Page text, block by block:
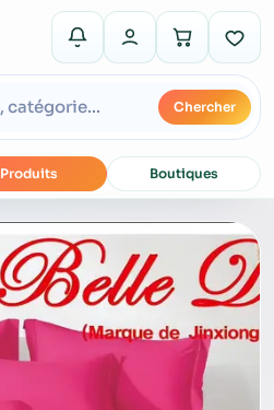
Chercher
Produits Boutiques